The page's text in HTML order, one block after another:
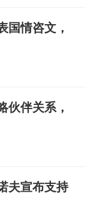
国情咨文，
伙伴关系，
夫宣布支持